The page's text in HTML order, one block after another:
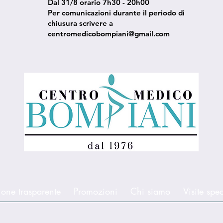
Dal 31/8 orario 7h30 - 20h00
Per comunicazioni durante il periodo di
chiusura scrivere a
centromedicobompiani@gmail.com